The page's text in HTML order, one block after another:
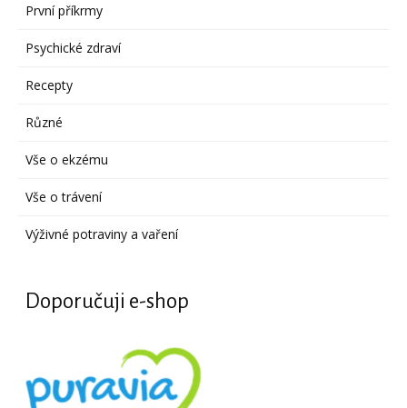
První příkrmy
Psychické zdraví
Recepty
Různé
Vše o ekzému
Vše o trávení
Výživné potraviny a vaření
Doporučuji e-shop